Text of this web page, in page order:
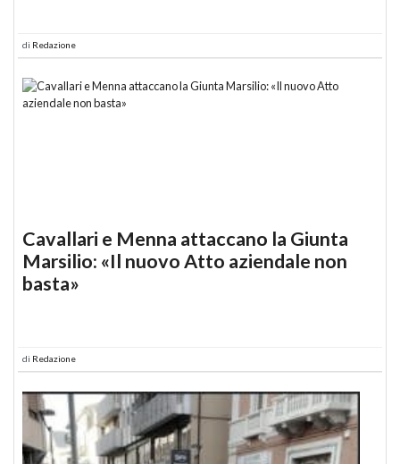
di Redazione
Cavallari e Menna attaccano la Giunta
Marsilio: «Il nuovo Atto aziendale non
basta»
di Redazione